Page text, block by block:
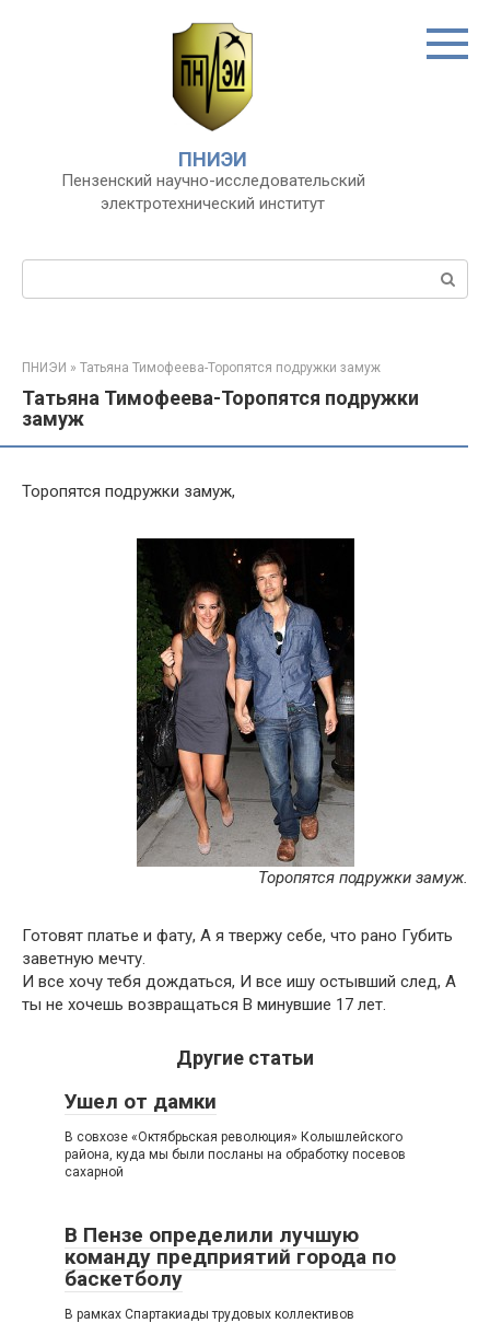
ПНИЭИ
Пензенский научно-исследовательский
электротехнический институт
Поиск:
ПНИЭИ » Татьяна Тимофеева-Торопятся подружки замуж
Татьяна Тимофеева-Торопятся подружки
замуж
Торопятся подружки замуж,
Торопятся подружки замуж.
Готовят платье и фату, А я твержу себе, что рано Губить
заветную мечту.
И все хочу тебя дождаться, И все ишу остывший след, А
ты не хочешь возвращаться В минувшие 17 лет.
Другие статьи
Ушел от дамки
В совхозе «Октябрьская революция» Колышлейского
района, куда мы были посланы на обработку посевов
сахарной
В Пензе определили лучшую
команду предприятий города по
баскетболу
В рамках Спартакиады трудовых коллективов